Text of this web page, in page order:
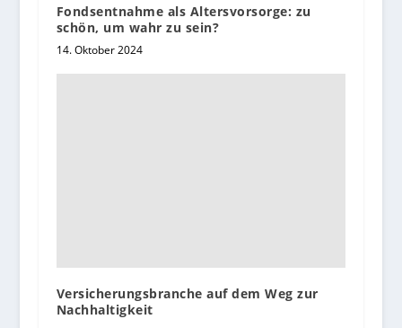
Fondsentnahme als Altersvorsorge: zu
schön, um wahr zu sein?
14. Oktober 2024
Versicherungsbranche auf dem Weg zur
Nachhaltigkeit